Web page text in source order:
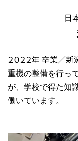
日
２０２２年 卒業／
重機の整備を行っ
が、学校で得た知
働いています。